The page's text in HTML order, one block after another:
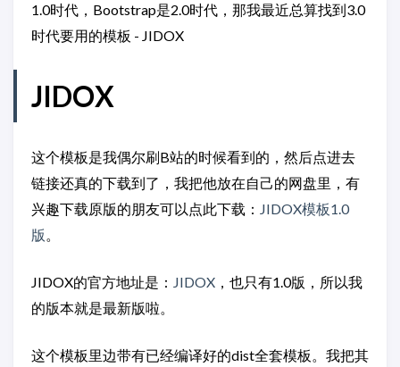
1.0时代，Bootstrap是2.0时代，那我最近总算找到3.0
时代要用的模板 - JIDOX
JIDOX
这个模板是我偶尔刷B站的时候看到的，然后点进去
链接还真的下载到了，我把他放在自己的网盘里，有
兴趣下载原版的朋友可以点此下载： JIDOX模板1.0
版 。
JIDOX的官方地址是： JIDOX ，也只有1.0版，所以我
的版本就是最新版啦。
这个模板里边带有已经编译好的dist全套模板。我把其